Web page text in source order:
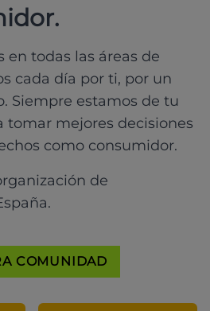
en todas las áreas de
cada día por ti, por un
Siempre estamos de tu
tomar mejores decisiones
como consumidor.
de
COMUNIDAD